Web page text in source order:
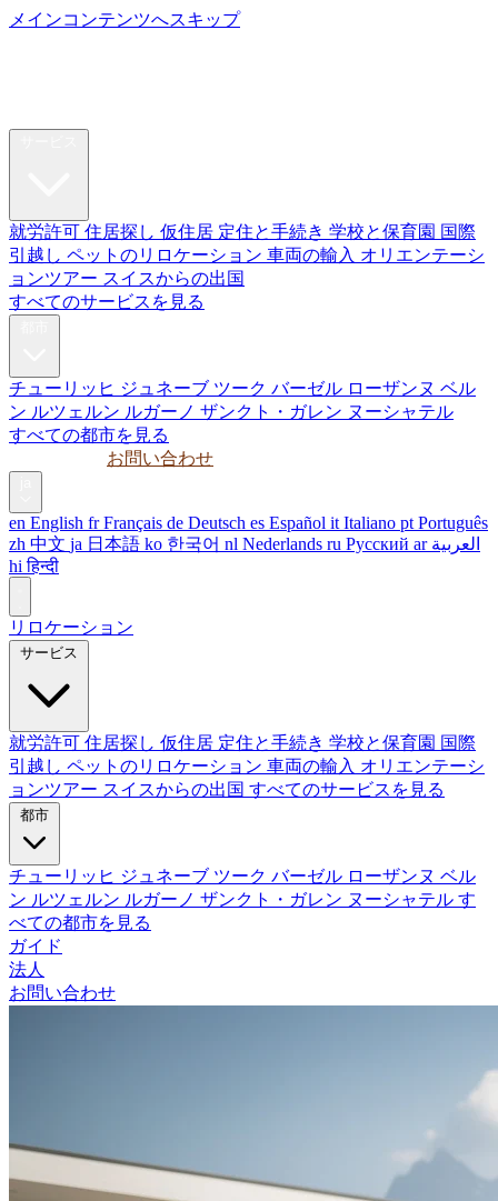
メインコンテンツへスキップ
就労許可 住居探し 仮住居 定住と手続き 学校と保育園 国際
引越し ペットのリロケーション 車両の輸入 オリエンテーシ
ョンツアー スイスからの出国
すべてのサービスを見る
チューリッヒ ジュネーブ ツーク バーゼル ローザンヌ ベル
ン ルツェルン ルガーノ ザンクト・ガレン ヌーシャテル
すべての都市を見る
お問い合わせ
en English fr Français de Deutsch es Español it Italiano pt Português
zh 中文 ja 日本語 ko 한국어 nl Nederlands ru Русский ar العربية
hi हिन्दी
リロケーション
サービス
就労許可 住居探し 仮住居 定住と手続き 学校と保育園 国際
引越し ペットのリロケーション 車両の輸入 オリエンテーシ
ョンツアー スイスからの出国 すべてのサービスを見る
都市
チューリッヒ ジュネーブ ツーク バーゼル ローザンヌ ベル
ン ルツェルン ルガーノ ザンクト・ガレン ヌーシャテル す
べての都市を見る
ガイド
法人
お問い合わせ